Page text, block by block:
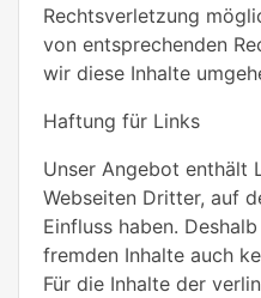
Rechtsverletzung
von entsprechenden
wir diese Inhalte
Haftung für Links
Unser Angebot enthält
Webseiten Dritter, auf
Einfluss haben.
fremden Inhalte auch
Für die Inhalte der